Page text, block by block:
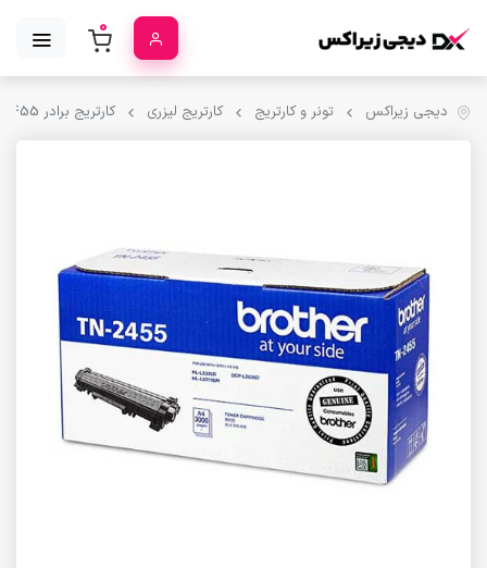
0
دیجی زیراکس تونر و کارتریج کارتریج لیزری کارتریج برادر Brother TN-2455